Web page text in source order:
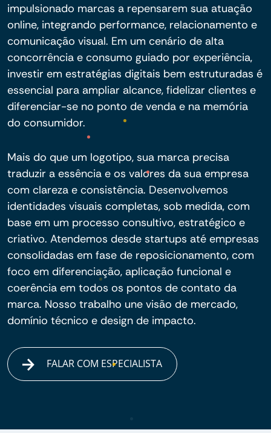
impulsionado marcas a repensarem sua atuação
online, integrando performance, relacionamento e
comunicação visual. Em um cenário de alta
concorrência e consumo guiado por experiência,
investir em estratégias digitais bem estruturadas é
essencial para ampliar alcance, fidelizar clientes e
diferenciar-se no ponto de venda e na memória
do consumidor.
Mais do que um logotipo, sua marca precisa
traduzir a essência e os valores da sua empresa
com clareza e consistência. Desenvolvemos
identidades visuais completas, sob medida, com
base em um processo consultivo, estratégico e
criativo. Atendemos desde startups até empresas
consolidadas em fase de reposicionamento, com
foco em diferenciação, aplicação funcional e
coerência em todos os pontos de contato da
marca. Nosso trabalho une visão de mercado,
domínio técnico e design de impacto.
FALAR COM ESPECIALISTA